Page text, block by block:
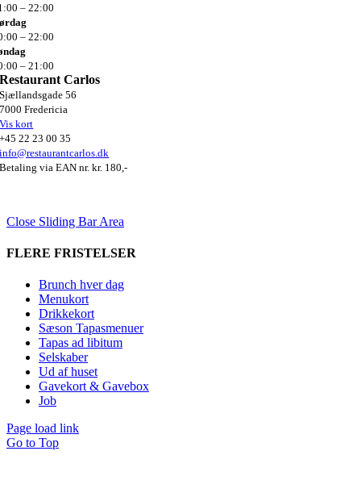
–22:00
–22:00
–21:00
Restaurant Carlos
Sjællandsgade 56
7000 Fredericia
Vis kort
+45 22 23 00 35
info@restaurantcarlos.dk
Betaling via EAN nr. kr. 180,-
Close Sliding Bar Area
FLERE FRISTELSER
Brunch hver dag
Menukort
Drikkekort
Sæson Tapasmenuer
Tapas ad libitum
Selskaber
Ud af huset
Gavekort & Gavebox
Job
Page load link
Go to Top